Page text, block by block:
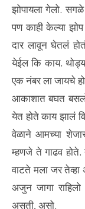
झोपायला गेलो. सगळे
पण काही केल्या
दार लावून घेतलं
येईल कि काय.
एक नंबर ला जायचे
आकाशात बघत
येत होते काय झालं
वेळाने आमच्या
म्हणजे ते गाढव
वाटते मला जर तेव्हा
अजुन जागा
असती, असो.